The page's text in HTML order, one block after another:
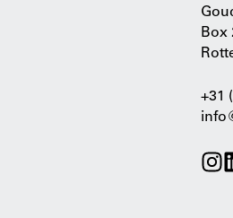
Box
+31